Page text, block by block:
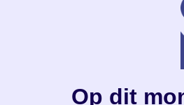
Op dit